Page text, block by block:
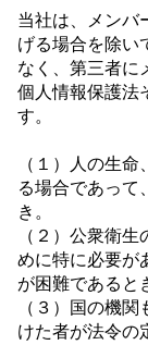
当社は、メンバ
げる場合を除い
なく、第三者に
個人情報保護法
す。
（１）人の生
る場合であって
き。
（２）公衆衛
めに特に必要が
が困難であると
（３）国の機
けた者が法令の